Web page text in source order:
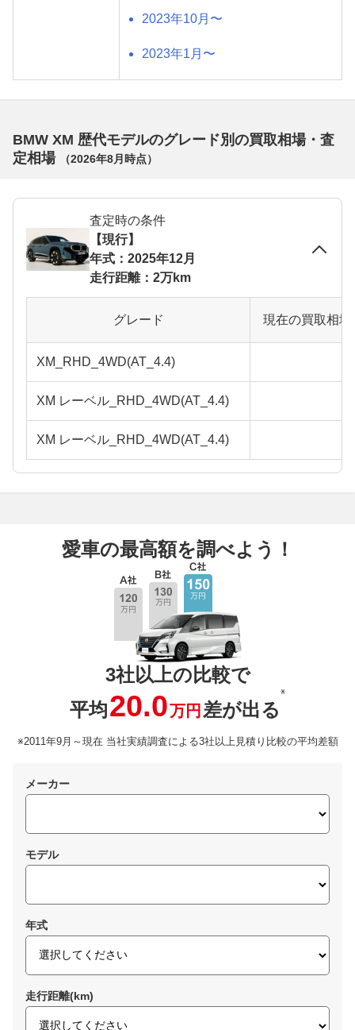
2023年10月〜
2023年1月〜
BMW XM 歴代モデルのグレード別の買取相場・査
定相場
（2026年8月 時点）
査定時の条件
【現行】
年式：2025年12月
走行距離：2万km
グレード 現在の買取相
XM_RHD_4WD(AT_4.4)
XM レーベル_RHD_4WD(AT_4.4)
XM レーベル_RHD_4WD(AT_4.4)
愛車の最高額を調べよう！
3社以上の比較で
平均20.0万円 差が出る
※
※2011年9月～現在 当社実績調査による3社以上見積り比較の平均差額
メーカー
モデル
年式
走行距離(km)